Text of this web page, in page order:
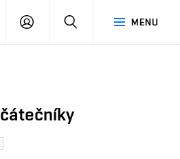
MENU
PŘIHLÁSIT